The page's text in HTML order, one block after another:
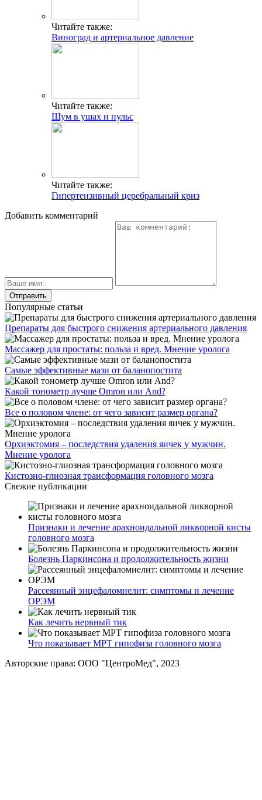
Читайте также:
Виноград и артериальное давление
Читайте также:
Шум в ушах и пульс
Читайте также:
Гипертензивный церебральный криз
Добавить комментарий
Популярные статьи
Препараты для быстрого снижения артериального давления
Массажер для простаты: польза и вред. Мнение уролога
Самые эффективные мази от баланопостита
Какой тонометр лучше Omron или And?
Все о половом члене: от чего зависит размер органа?
Орхиэктомия – последствия удаления яичек у мужчин.
Мнение уролога
Кистозно-глиозная трансформация головного мозга
Свежие публикации
Признаки и лечение арахноидальной ликворной кисты
головного мозга
Болезнь Паркинсона и продолжительность жизни
Рассеянный энцефаломиелит: симптомы и лечение
ОРЭМ
Как лечить нервный тик
Что показывает МРТ гипофиза головного мозга
Авторские права: ООО "ЦентроМед", 2023